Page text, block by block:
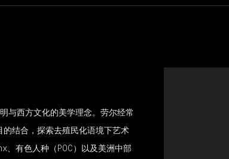
与西方文化的美学理念。劳尔经常
结合，探索去殖民化语境下艺术
有色人种（POC）以及美洲中部